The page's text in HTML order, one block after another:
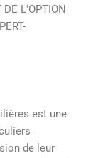
L’OPTION
est une
de leur